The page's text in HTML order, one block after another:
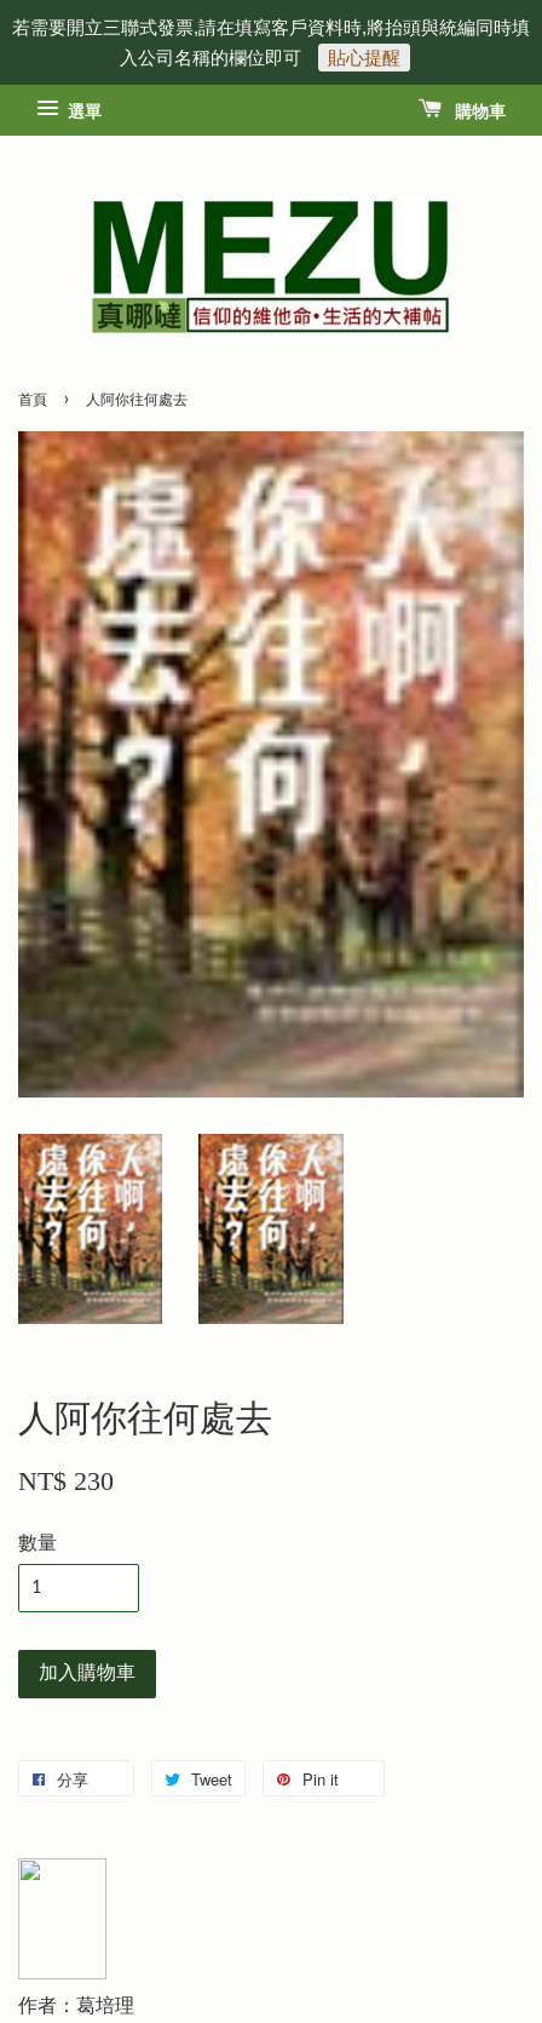
若需要開立三聯式發票,請在填寫客戶資料時,將抬頭與統編同時填
入公司名稱的欄位即可
貼心提醒
選單 購物車
首頁 › 人阿你往何處去
人阿你往何處去
NT$ 230
數量
加入購物車
分享 Tweet Pin it
作者：葛培理